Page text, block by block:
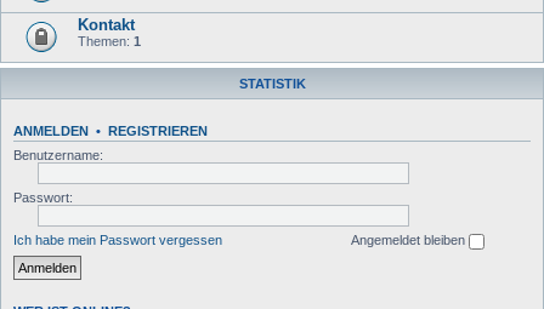
Kontakt
Themen: 1
STATISTIK
ANMELDEN • REGISTRIEREN
Benutzername:
Passwort:
Ich habe mein Passwort vergessen Angemeldet bleiben